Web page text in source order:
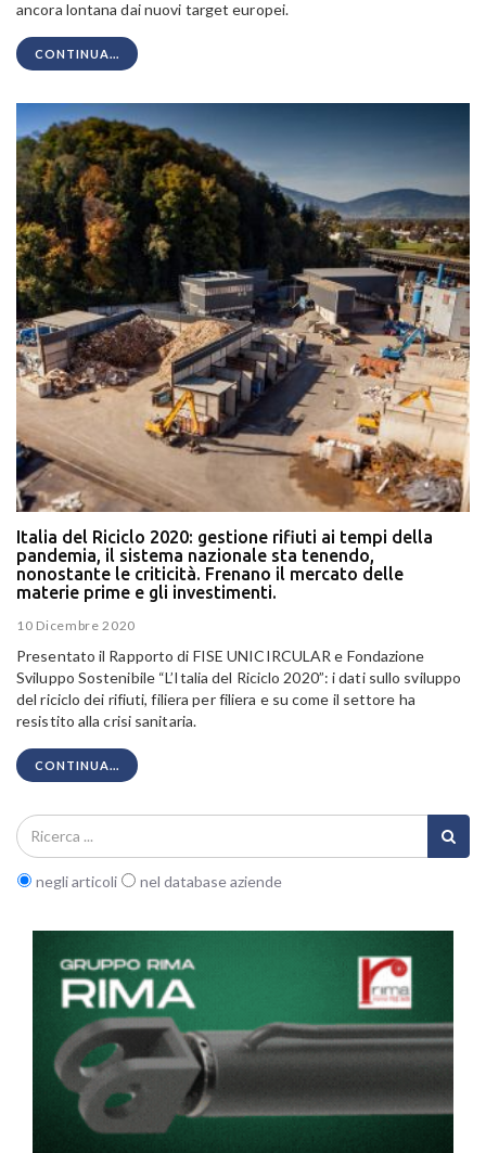
ancora lontana dai nuovi target europei.
CONTINUA...
Italia del Riciclo 2020: gestione rifiuti ai tempi della
pandemia, il sistema nazionale sta tenendo,
nonostante le criticità. Frenano il mercato delle
materie prime e gli investimenti.
10 Dicembre 2020
Presentato il Rapporto di FISE UNICIRCULAR e Fondazione
Sviluppo Sostenibile “L’Italia del Riciclo 2020”: i dati sullo sviluppo
del riciclo dei rifiuti, filiera per filiera e su come il settore ha
resistito alla crisi sanitaria.
CONTINUA...
negli articoli nel database aziende